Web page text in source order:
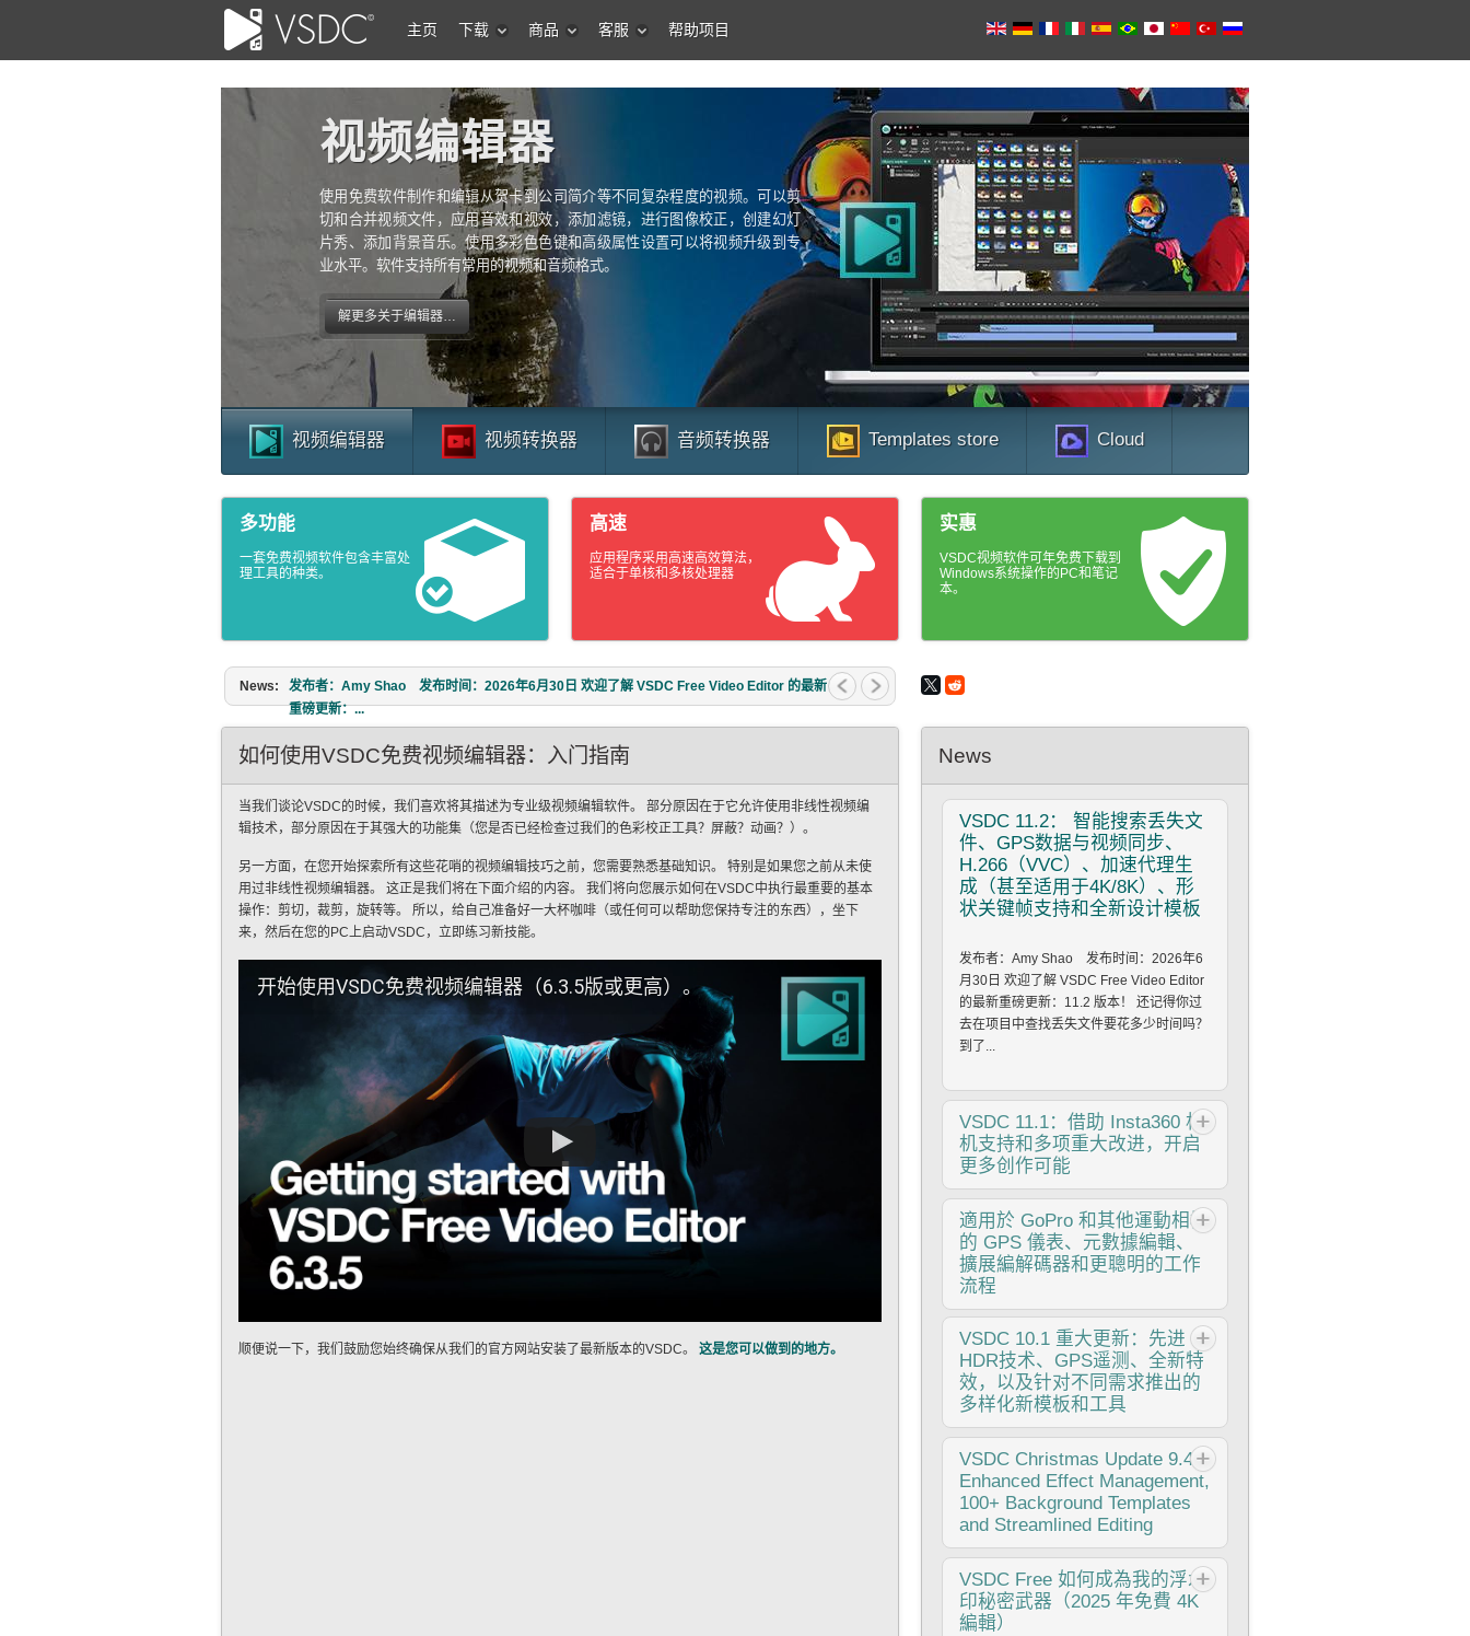
主页 下载 商品 客服 帮助项目
视频编辑器
使用免费软件制作和编辑从贺卡到公司简介等不同复杂程度的视频。可以剪
切和合并视频文件，应用音效和视效，添加滤镜，进行图像校正，创建幻灯
片秀、添加背景音乐。使用多彩色色键和高级属性设置可以将视频升级到专
业水平。软件支持所有常用的视频和音频格式。
解更多关于编辑器…
视频编辑器 视频转换器 音频转换器 Templates store Cloud
多功能
一套免费视频软件包含丰富处
理工具的种类。
高速
应用程序采用高速高效算法，
适合于单核和多核处理器
实惠
VSDC视频软件可年免费下载到
Windows系统操作的PC和笔记
本。
News:
作者：Amy Shao 发布时间：2026年3月11日 对于富有创意的人来说，最好的礼物是什
么？当然是新的可能性。VSDC 团队很...
如何使用VSDC免费视频编辑器：入门指南
当我们谈论VSDC的时候，我们喜欢将其描述为专业级视频编辑软件。 部分原因在于它允许使用非线性视频编
辑技术，部分原因在于其强大的功能集（您是否已经检查过我们的色彩校正工具？屏蔽？动画？）。
另一方面，在您开始探索所有这些花哨的视频编辑技巧之前，您需要熟悉基础知识。 特别是如果您之前从未使
用过非线性视频编辑器。 这正是我们将在下面介绍的内容。 我们将向您展示如何在VSDC中执行最重要的基本
操作：剪切，裁剪，旋转等。 所以，给自己准备好一大杯咖啡（或任何可以帮助您保持专注的东西），坐下
来，然后在您的PC上启动VSDC，立即练习新技能。
开始使用VSDC免费视频编辑器（6.3.5版或更高）。
顺便说一下，我们鼓励您始终确保从我们的官方网站安装了最新版本的VSDC。 这是您可以做到的地方。
News
VSDC 11.2： 智能搜索丢失文
件、GPS数据与视频同步、
H.266（VVC）、加速代理生
成（甚至适用于4K/8K）、形
状关键帧支持和全新设计模板
发布者：Amy Shao 发布时间：2026年6
月30日 欢迎了解 VSDC Free Video Editor
的最新重磅更新：11.2 版本！ 还记得你过
去在项目中查找丢失文件要花多少时间吗？
到了...
VSDC 11.1：借助 Insta360 相
机支持和多项重大改进，开启
更多创作可能
作者：Amy Shao 发布时间：2026年3月
11日 对于富有创意的人来说，最好的礼物
是什么？当然是新的可能性。VSDC 团队很
高兴推出 11.1 更新，带来了备受期待的功
適用於 GoPro 和其他運動相機
的 GPS 儀表、元數據編輯、
擴展編解碼器和更聰明的工作
流程
作者：Amy Shao 2025年11月19日发布 欢
迎了解期待已久的VSDC 10.2更新：这个新
版本包含了令人难以置信的功能和重大改
进，旨在为从爱好者到专业人士的所有用户
赋能。 GPS仪表盘、选择性导出、元数
据、阿拉伯语界面、扩展编解码器 最突出
的新增功能是一套革命性的GPS遥测工具，
提供了市场上任何其他视频编辑器都无法比
拟的功能！因此，如果您是运动相机
（GoPro、Garmin等）、无人机或任何其
他收集GPS数据设备的所有者，这正是您期
待已久的功能。即使您没有这些设备，也不
要划走，因为对于所有编辑爱好者，我们还
有新功能和改进要分享！
VSDC 10.1 重大更新：先进
HDR技术、GPS遥测、全新特
效，以及针对不同需求推出的
多样化新模板和工具
published Amy Shao 6/10/25 等待全新非
凡体验的日子终于结束了！这次更新不只是
又一个版本——而是VSDC 10.1！ VSDC
10.1 更新：進階 HDR、GPS 遙測、新效
个标志着转折点的版本号。 一次在您喜爱
的VSDC基础上实现的重大飞跃。 借助全新
的VSDC...
VSDC Christmas Update 9.4:
Enhanced Effect Management,
100+ Background Templates
and Streamlined Editing
这个节日季，迎接全新的开始！VSDC视频
编辑器带来了最新的9.4版本。我们倾听了
您的建议，专注于优化您最常用的工具，同
VSDC Free 如何成為我的浮水
印秘密武器（2025 年免費 4K
編輯）